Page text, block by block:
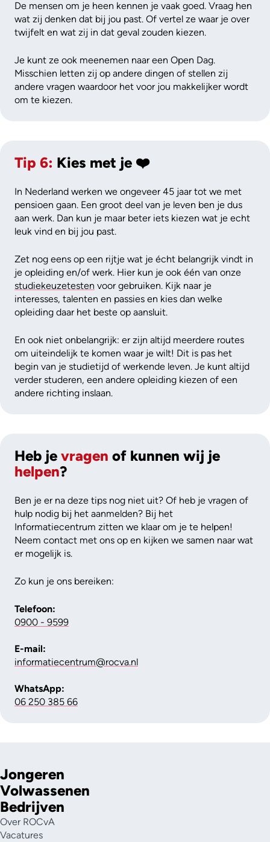
De mensen om je heen kennen je vaak goed. Vraag hen
wat zij denken dat bij jou past. Of vertel ze waar je over
twijfelt en wat zij in dat geval zouden kiezen.
Je kunt ze ook meenemen naar een Open Dag.
Misschien letten zij op andere dingen of stellen zij
andere vragen waardoor het voor jou makkelijker wordt
om te kiezen.
Tip 6: Kies met je ❤️
In Nederland werken we ongeveer 45 jaar tot we met
pensioen gaan. Een groot deel van je leven ben je dus
aan werk. Dan kun je maar beter iets kiezen wat je echt
leuk vind en bij jou past.
Zet nog eens op een rijtje wat je écht belangrijk vindt in
je opleiding en/of werk. Hier kun je ook één van onze
studiekeuzetesten voor gebruiken. Kijk naar je
interesses, talenten en passies en kies dan welke
opleiding daar het beste op aansluit.
En ook niet onbelangrijk: er zijn altijd meerdere routes
om uiteindelijk te komen waar je wilt! Dit is pas het
begin van je studietijd of werkende leven. Je kunt altijd
verder studeren, een andere opleiding kiezen of een
andere richting inslaan.
Heb je vragen of kunnen wij je
helpen?
Ben je er na deze tips nog niet uit? Of heb je vragen of
hulp nodig bij het aanmelden? Bij het
Informatiecentrum zitten we klaar om je te helpen!
Neem contact met ons op en kijken we samen naar wat
er mogelijk is.
Zo kun je ons bereiken:
Telefoon:
0900 - 9599
E-mail:
informatiecentrum@rocva.nl
WhatsApp:
06 250 385 66
Jongeren
Volwassenen
Bedrijven
Over ROCvA
Vacatures